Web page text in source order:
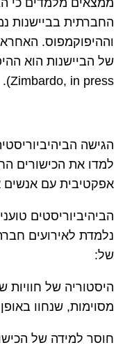
החברתית בביישנות
וההיפוקמפוס.
של הביישנות הוא
Zimbardo, in press
).
הגישה
למדו את הכישורים
אפקטיבית עם אנשים
הביהיביוריסטים
נלמדת לאירועים
של:
היסטוריה של חוויות
מסוימות, שנחוו
חוסר למידה של